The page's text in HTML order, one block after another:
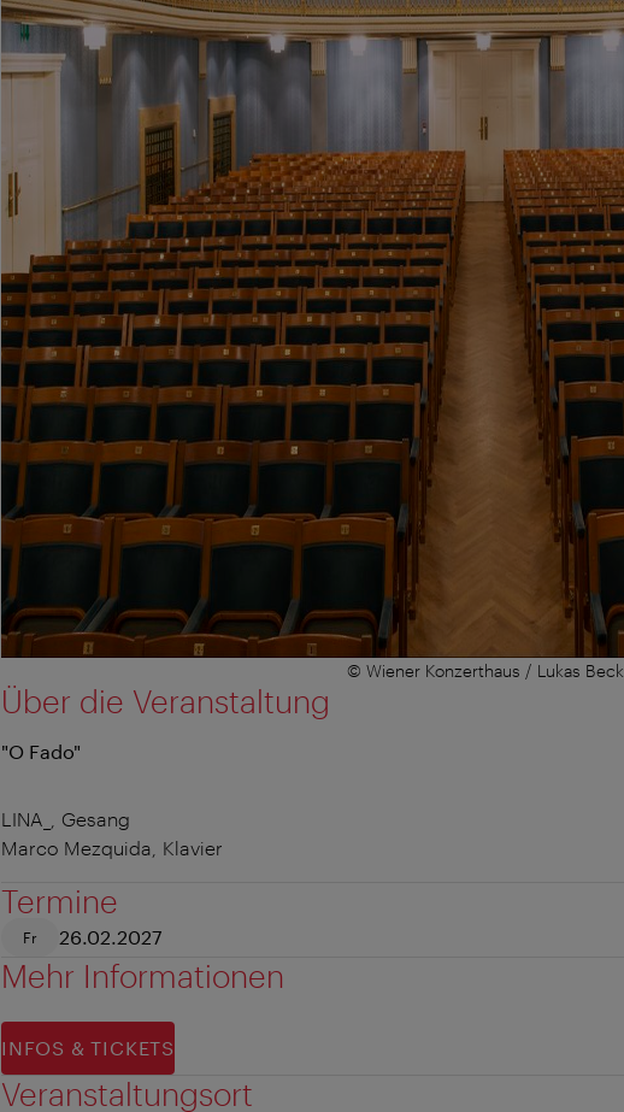
© Wiener Konzerthaus / Lukas Beck
Über die Veranstaltung
"O Fado"
LINA_, Gesang
Marco Mezquida, Klavier
Termine
Fr 26.02.2027
Mehr Informationen
INFOS & TICKETS
Veranstaltungsort